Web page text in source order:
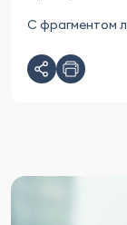
С фрагментом